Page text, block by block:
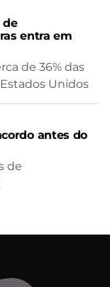
de
entra em
de 36% das
Unidos
antes do
de